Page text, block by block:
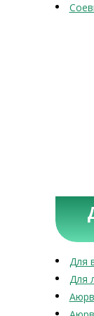
Для
Для